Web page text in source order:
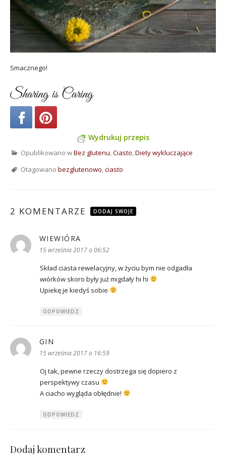
Smacznego!
Sharing is Caring
Wydrukuj przepis
Opublikowano wBez glutenu,Ciasto,Diety wykluczające
Otagowano bezglutenowo,ciasto
2 KOMENTARZE DODAJ SWOJE
WIEWIÓRA
15 września 2017 o 06:52
Skład ciasta rewelacyjny, w życiu bym nie odgadła
wiórków skoro były już migdały hi hi
Upiekę je kiedyś sobie
ODPOWIEDZ
GIN
15 września 2017 o 16:59
Oj tak, pewne rzeczy dostrzega się dopiero z
perspektywy czasu
A ciacho wygląda obłędnie!
ODPOWIEDZ
Dodaj komentarz